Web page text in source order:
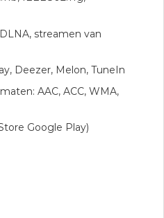
streamen van
Deezer, Melon, TuneIn
AAC, ACC, WMA,
Google Play)